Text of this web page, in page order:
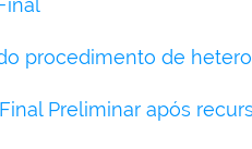
procedimento de
Preliminar após